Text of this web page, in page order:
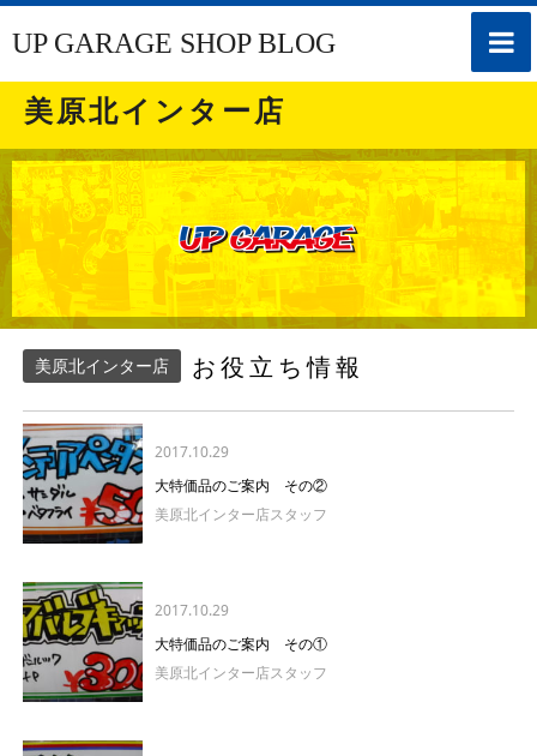
toggle
UP GARAGE SHOP BLOG
美原北インター店
美原北インター店 お役立ち情報
2017.10.29
大特価品のご案内 その②
美原北インター店スタッフ
2017.10.29
大特価品のご案内 その①
美原北インター店スタッフ